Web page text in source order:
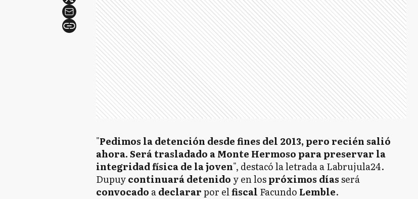
"Pedimos la detención desde fines del 2013, pero recién salió
ahora. Será trasladado a Monte Hermoso para preservar la
integridad física de la joven", destacó la letrada a Labrujula24.
Dupuycontinuará detenido y en lospróximos díasserá
convocado adeclararpor elfiscal Facundo Lemble.